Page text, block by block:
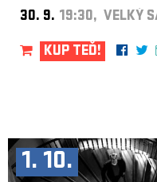
30. 9. 19:30, VELKÝ
KUP TEĎ!
1. 10.